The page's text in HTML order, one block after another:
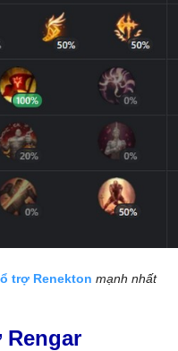
trợ Renekton mạnh nhất